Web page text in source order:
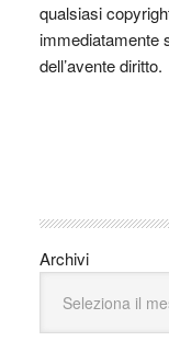
qualsiasi
immediatamente
dell’avente diritto.
Archivi